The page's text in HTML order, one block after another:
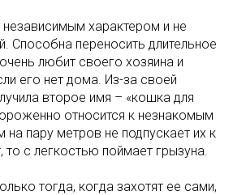
независимым характером и не
Способна переносить длительное
любит своего хозяина и
его нет дома. Из-за своей
второе имя – «кошка для
относится к незнакомым
пару метров не подпускает их к
то с легкостью поймает грызуна.
тогда, когда захотят ее сами,